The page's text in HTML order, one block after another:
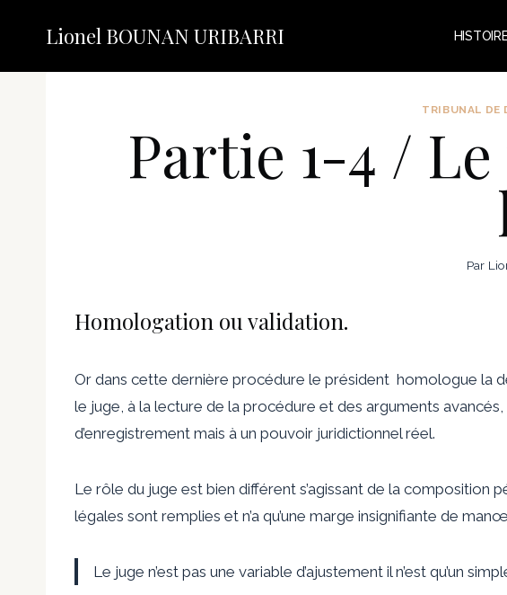
Lionel BOUNAN URIBARRI
TRIBUNAL DE
Partie 1-4 /
Par
Homologation ou validation.
Or dans cette dernière procédure le président homologue la
le juge, à la lecture de la procédure et des arguments
d’enregistrement mais à un pouvoir juridictionnel réel.
Le rôle du juge est bien différent s’agissant de la composition
légales sont remplies et n’a qu’une marge insignifiante de
Le juge n’est pas une variable d’ajustement il n’est qu’un